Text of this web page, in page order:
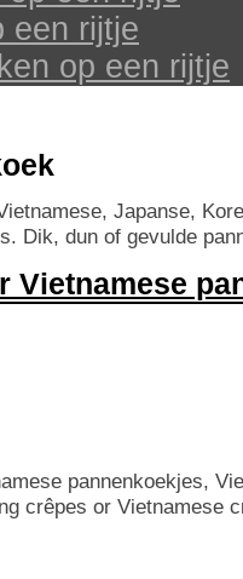
een rijtje
op een rijtje
Japanse,
Dik, dun of gevulde
Vietnamese
pannenkoekjes,
crêpes or Vietnamese